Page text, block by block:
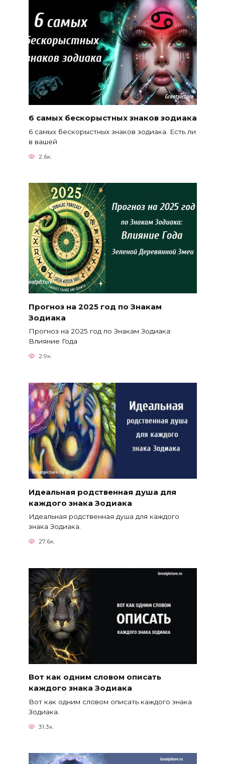
6 самых бескорыстных знаков зодиака
6 самых бескорыстных знаков зодиака. Есть ли
в вашей
2.6к.
Прогноз на 2025 год по Знакам
Зодиака
Прогноз на 2025 год по Знакам Зодиака:
Влияние Года
2.9к.
Идеальная родственная душа для
каждого знака Зодиака
Идеальная родственная душа для каждого
знака Зодиака.
27.6к.
Вот как одним словом описать
каждого знака Зодиака
Вот как одним словом описать каждого знака
Зодиака.
31.3к.